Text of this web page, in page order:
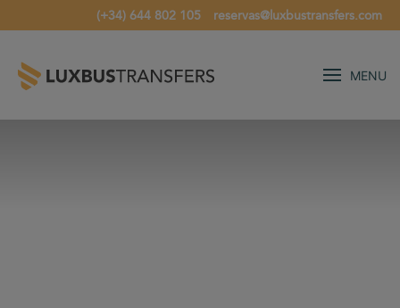
(+34) 644 802 105 reservas@luxbustransfers.com
MENU